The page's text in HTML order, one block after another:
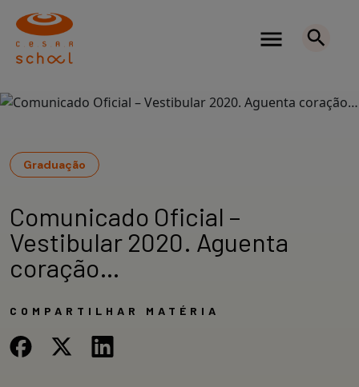
Graduação
Comunicado Oficial –
Vestibular 2020. Aguenta
coração…
COMPARTILHAR MATÉRIA